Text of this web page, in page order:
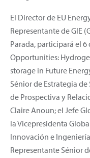
El Director de EU
Representante de GIE
Parada, participará el
Opportunities:
storage in Future
Sénior de Estrategia
de Prospectiva y
Claire Anoun; el Jefe
la Vicepresidenta
Innovación e Ingeniería
Representante Sénior